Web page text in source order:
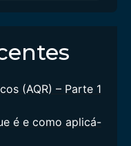
(AQR) – Parte 1
é e como aplicá-